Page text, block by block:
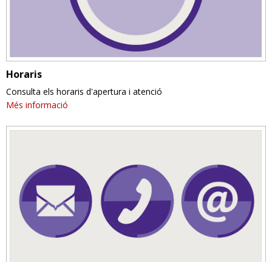
Horaris
Consulta els horaris d'apertura i atenció
Més informació